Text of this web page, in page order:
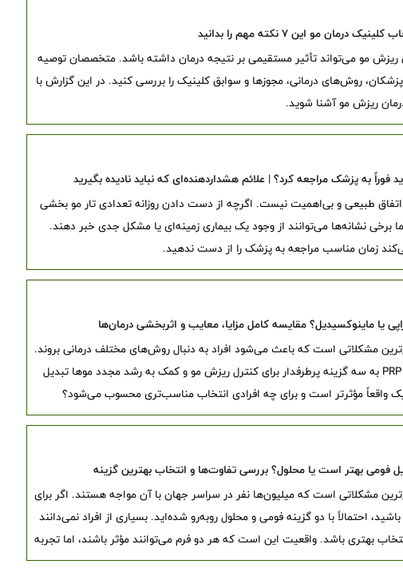
مو این ۷ نکته مهم را بدانید
ریزش مو می‌تواند تأثیر مستقیمی بر نتیجه درمان داشته باشد. متخصصان توصیه
روش‌های درمانی، مجوزها و سوابق کلینیک را بررسی کنید. در این گزارش با
ریزش مو آشنا شوید.
فوراً به پزشک مراجعه کرد؟ | علائم هشداردهنده‌ای که نباید نادیده بگیرید
طبیعی و بی‌اهمیت نیست. اگرچه از دست دادن روزانه تعدادی تار مو بخشی
نشانه‌ها می‌توانند از وجود یک بیماری زمینه‌ای یا مشکل جدی خبر دهند.
زمان مناسب مراجعه به پزشک را از دست ندهید.
مشکلاتی است که باعث می‌شود افراد به دنبال روش‌های مختلف درمانی بروند.
در سال‌های اخیر، ماینوکسیدیل، مزوتراپی و PRP به سه گزینه پرطرفدار برای کنترل ریزش مو و کمک به رشد مجدد موها تبدیل
واقعاً مؤثرتر است و برای چه افرادی انتخاب مناسب‌تری محسوب می‌شود؟
فومی بهتر است یا محلول؟ بررسی تفاوت‌ها و انتخاب بهترین گزینه
مشکلاتی است که میلیون‌ها نفر در سراسر جهان با آن مواجه هستند. اگر برای
احتمالاً با دو گزینه فومی و محلول روبه‌رو شده‌اید. بسیاری از افراد نمی‌دانند
بهتری باشد. واقعیت این است که هر دو فرم می‌توانند مؤثر باشند، اما تجربه